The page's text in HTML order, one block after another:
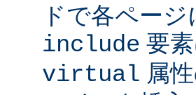
ドで各ペー
include 要素
virtual 属